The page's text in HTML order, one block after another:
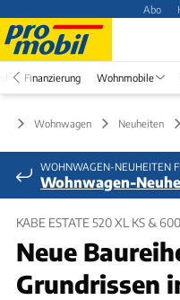
Abo
Finanzierung Wohnmobile
Wohnwagen Neuheiten
WOHNWAGEN-NEUHEITEN
Wohnwagen-
KABE ESTATE 520 XL KS &
Neue
Grundrissen